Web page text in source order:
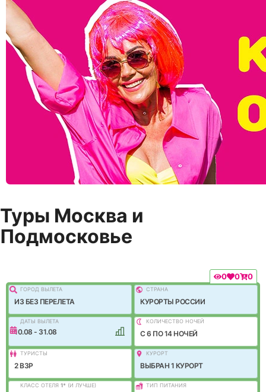
Туры Москва и
Подмосковье
0 0 0
ГОРОД ВЫЛEТА
ИЗ БЕЗ ПЕРЕЛЕТА
СТРАНА
КУРОРТЫ РОССИИ
ДАТЫ ВЫЛЕТА
10.08 - 31.08
КОЛИЧЕСТВО НОЧЕЙ
C 6 ПО 14 НОЧЕЙ
ТУРИСТЫ
2 ВЗР
КУРОРТ
ВЫБРАН 1 КУРОРТ
КЛАСС ОТЕЛЯ 1* (И ЛУЧШЕ) ТИП ПИТАНИЯ